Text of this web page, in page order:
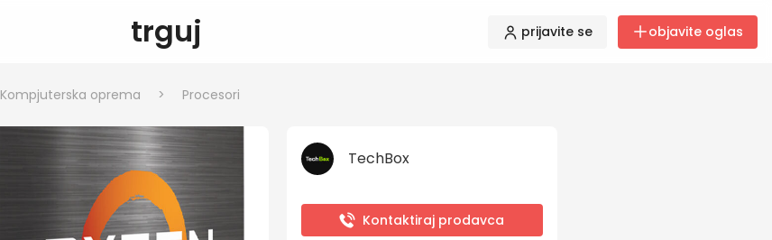
trguj prijavite se objavite oglas
Kompjuterska oprema > Procesori
TechBox
Kontaktiraj prodavca